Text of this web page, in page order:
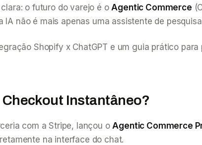
o futuro do varejo é o Agentic Commerce
não é mais apenas uma assistente de
Shopify x ChatGPT e um guia prático
Checkout Instantâneo?
com a Stripe, lançou o Agentic Commerce
na interface do chat.